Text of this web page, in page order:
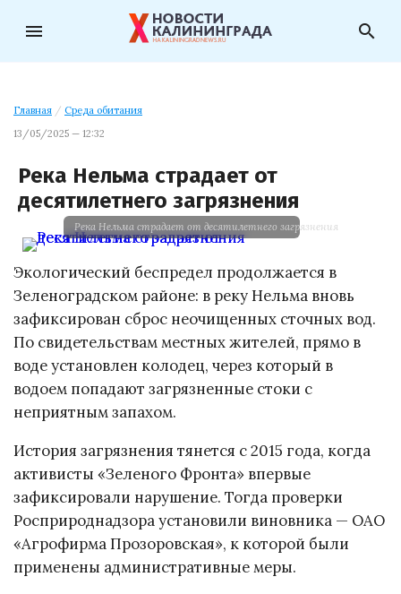
menu search
Главная / Среда обитания
13/05/2025 — 12:32
Река Нельма страдает от
десятилетнего загрязнения
Река Нельма страдает от десятилетнего загрязнения
Экологический беспредел продолжается в
Зеленоградском районе: в реку Нельма вновь
зафиксирован сброс неочищенных сточных вод.
По свидетельствам местных жителей, прямо в
воде установлен колодец, через который в
водоем попадают загрязненные стоки с
неприятным запахом.
История загрязнения тянется с 2015 года, когда
активисты «Зеленого Фронта» впервые
зафиксировали нарушение. Тогда проверки
Росприроднадзора установили виновника — ОАО
«Агрофирма Прозоровская», к которой были
применены административные меры.